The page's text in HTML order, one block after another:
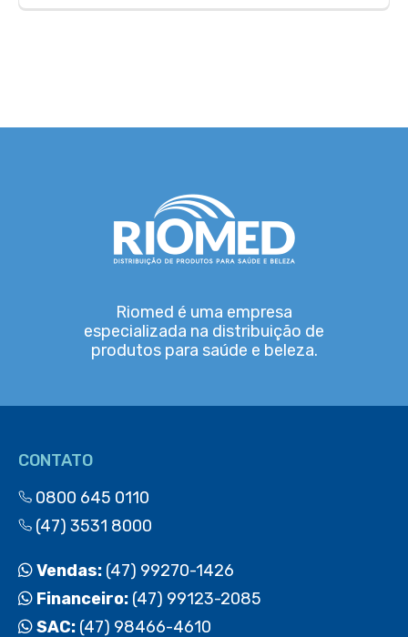
Riomed é uma empresa
especializada na distribuição de
produtos para saúde e beleza.
CONTATO
0800 645 0110
(47) 3531 8000
Vendas: (47) 99270-1426
Financeiro: (47) 99123-2085
SAC: (47) 98466-4610